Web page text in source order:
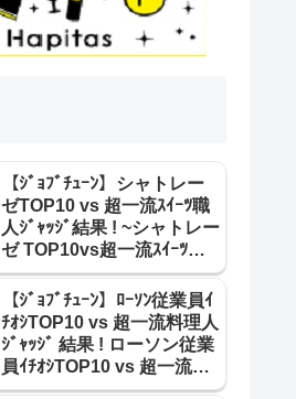
【ｼﾞｮﾌﾞﾁｭｰﾝ】シャトレー
ゼTOP10 vs 超一流ｽｲｰﾂ職
人ｼﾞｬｯｼﾞ結果 ! ~シャトレー
ゼ TOP10vs超一流ｽｲｰﾂ職
人 合格･不合格ｼﾞｬｯｼﾞ結果~
【ｼﾞｮﾌﾞﾁｭｰﾝ】ﾛｰｿﾝ従業員ｲ
ﾁｵｼTOP10 vs 超一流料理人
ｼﾞｬｯｼﾞ 結果 ! ローソン従業
員ｲﾁｵｼTOP10 vs 超一流料
理人 ｼﾞｬｯｼﾞ結果 紹介 !